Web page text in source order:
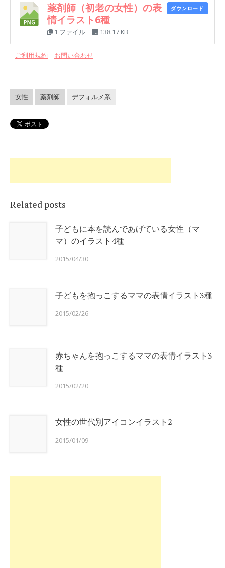
薬剤師（初老の女性）の表
情イラスト6種
1 ファイル 138.17 KB
ダウンロード
ご利用規約 ｜ お問い合わせ
女性 薬剤師 デフォルメ系
Related posts
子どもに本を読んであげている女性（マ
マ）のイラスト4種
2015/04/30
子どもを抱っこするママの表情イラスト3種
2015/02/26
赤ちゃんを抱っこするママの表情イラスト3
種
2015/02/20
女性の世代別アイコンイラスト2
2015/01/09